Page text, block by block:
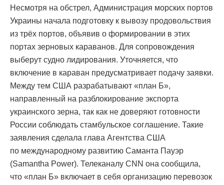
Несмотря на обстрел, Администрация морских портов
Украины начала подготовку к вывозу продовольствия
из трёх портов, объявив о формировании в этих
портах зерновых караванов. Для сопровождения
выберут судно лидирования. Уточняется, что
включение в караван предусматривает подачу заявки.
Между тем США разрабатывают «план Б»,
направленный на разблокирование экспорта
украинского зерна, так как не доверяют готовности
России соблюдать стамбульское соглашение. Такие
заявления сделала глава Агентства США
по международному развитию Саманта Пауэр
(Samantha Power). Телеканалу CNN она сообщила,
что «план Б» включает в себя организацию перевозок